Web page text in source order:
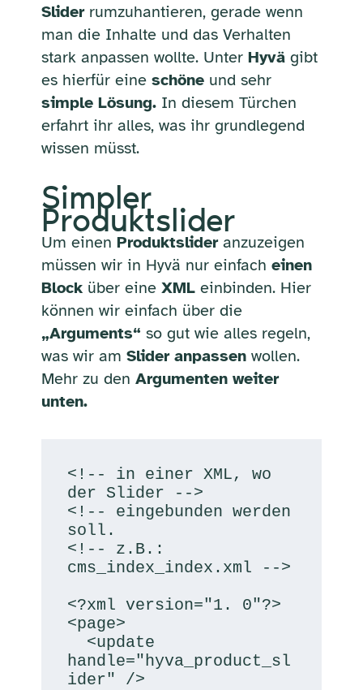
Sliderrumzuhantieren, gerade wenn
man die Inhalte und das Verhalten
stark anpassen wollte. Unter Hyvägibt
es hierfür eine schöneund sehr
simple Lösung.In diesem Türchen
erfahrt ihr alles, was ihr grundlegend
wissen müsst.
Simpler
Produktslider
Um einen Produktslideranzuzeigen
müssen wir in Hyvä nur einfach einen
Block über eine XMLeinbinden. Hier
können wir einfach über die
„Arguments“ so gut wie alles regeln,
was wir am Slider anpassenwollen.
Mehr zu den Argumenten weiter
unten.
<!-- in einer XML, wo
der Slider -->
<!-- eingebunden werden
soll.
<!-- z.B.:
cms_index_index.xml -->
<?xml version="1. 0"?>
<page>
handle="hyva_product_sl
ider" />